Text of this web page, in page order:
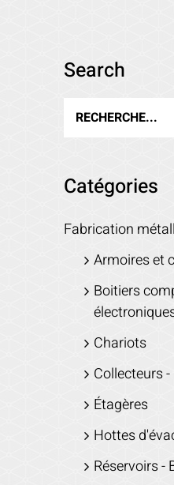
Search
Catégories
Fabrication
Armoires et
Boitiers
Chariots
Collecteurs
Étagères
Hottes
Réservoirs -